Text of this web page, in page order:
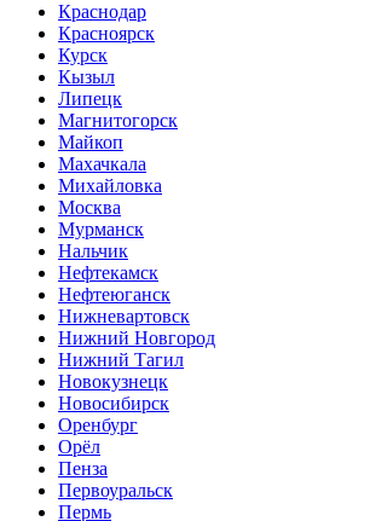
Краснодар
Красноярск
Курск
Кызыл
Липецк
Магнитогорск
Майкоп
Махачкала
Михайловка
Москва
Мурманск
Нальчик
Нефтекамск
Нефтеюганск
Нижневартовск
Нижний Новгород
Нижний Тагил
Новокузнецк
Новосибирск
Оренбург
Орёл
Пенза
Первоуральск
Пермь